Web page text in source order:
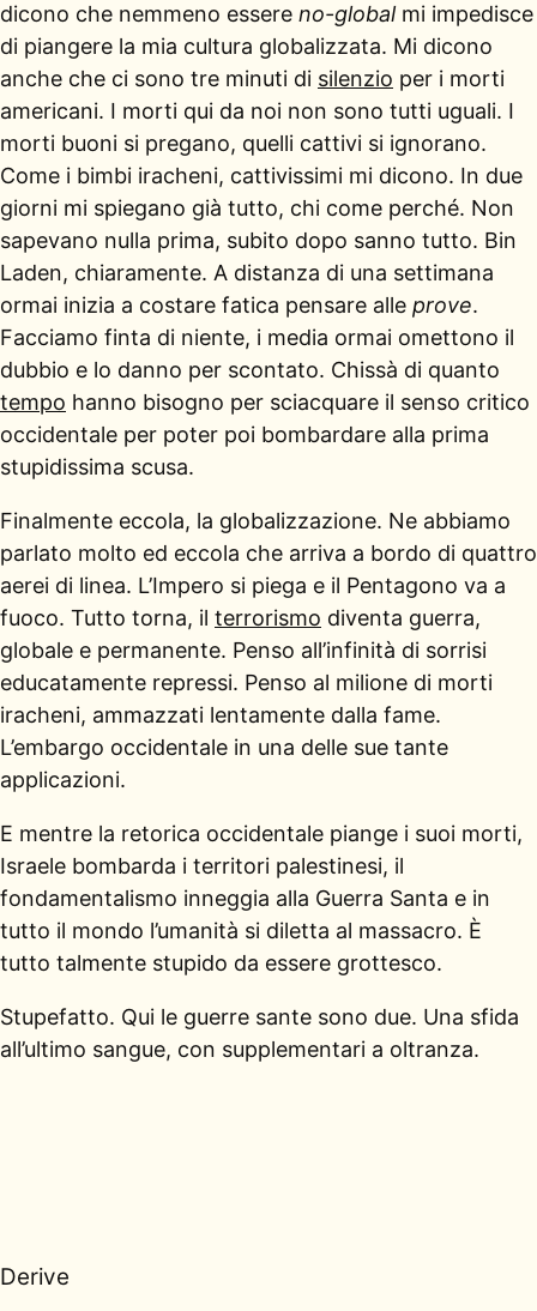
dicono che nemmeno essere no-globalmi impedisce
di piangere la mia cultura globalizzata. Mi dicono
anche che ci sono tre minuti di silenzio per i morti
americani. I morti qui da noi non sono tutti uguali. I
morti buoni si pregano, quelli cattivi si ignorano.
Come i bimbi iracheni, cattivissimi mi dicono. In due
giorni mi spiegano già tutto, chi come perché. Non
sapevano nulla prima, subito dopo sanno tutto. Bin
Laden, chiaramente. A distanza di una settimana
ormai inizia a costare fatica pensare alle prove.
Facciamo finta di niente, i media ormai omettono il
dubbio e lo danno per scontato. Chissà di quanto
tempo hanno bisogno per sciacquare il senso critico
occidentale per poter poi bombardare alla prima
stupidissima scusa.
Finalmente eccola, la globalizzazione. Ne abbiamo
parlato molto ed eccola che arriva a bordo di quattro
aerei di linea. L’Impero si piega e il Pentagono va a
fuoco. Tutto torna, il terrorismo diventa guerra,
globale e permanente. Penso all’infinità di sorrisi
educatamente repressi. Penso al milione di morti
iracheni, ammazzati lentamente dalla fame.
L’embargo occidentale in una delle sue tante
applicazioni.
E mentre la retorica occidentale piange i suoi morti,
Israele bombarda i territori palestinesi, il
fondamentalismo inneggia alla Guerra Santa e in
tutto il mondo l’umanità si diletta al massacro. È
tutto talmente stupido da essere grottesco.
Stupefatto. Qui le guerre sante sono due. Una sfida
all’ultimo sangue, con supplementari a oltranza.
Derive